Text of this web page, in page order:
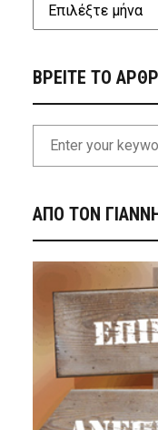
ΒΡΕΙΤΕ ΤΟ
ΑΠΟ ΤΟΝ